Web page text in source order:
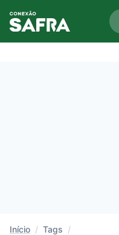
Início / Tags /